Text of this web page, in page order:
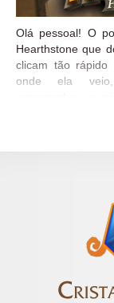
Olá pessoal! O
Hearthstone que
clicam tão
onde ela
Rastejante
da Serpe Gélida
Sapphiron e
Kel’Thuzad
segunda Ala de
o Sujo e
Repugnaz Distrito